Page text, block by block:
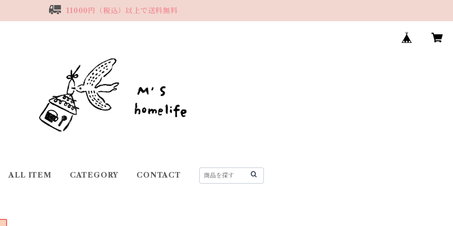
11000円（税込）以上で送料無料
ALL ITEM CATEGORY CONTACT